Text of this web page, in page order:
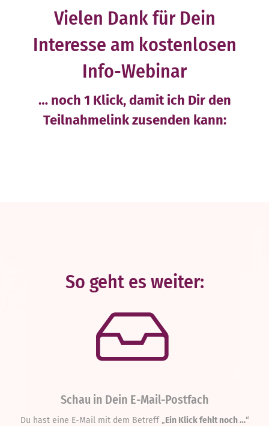
Kundenbewertungen
Buch
Vielen Dank für Dein
Interesse am kostenlosen
Info-Webinar
… noch 1 Klick, damit ich Dir den
Teilnahmelink zusenden kann:
So geht es weiter:
Schau in Dein E-Mail-Postfach
Du hast eine E-Mail mit dem Betreff „Ein Klick fehlt noch …“